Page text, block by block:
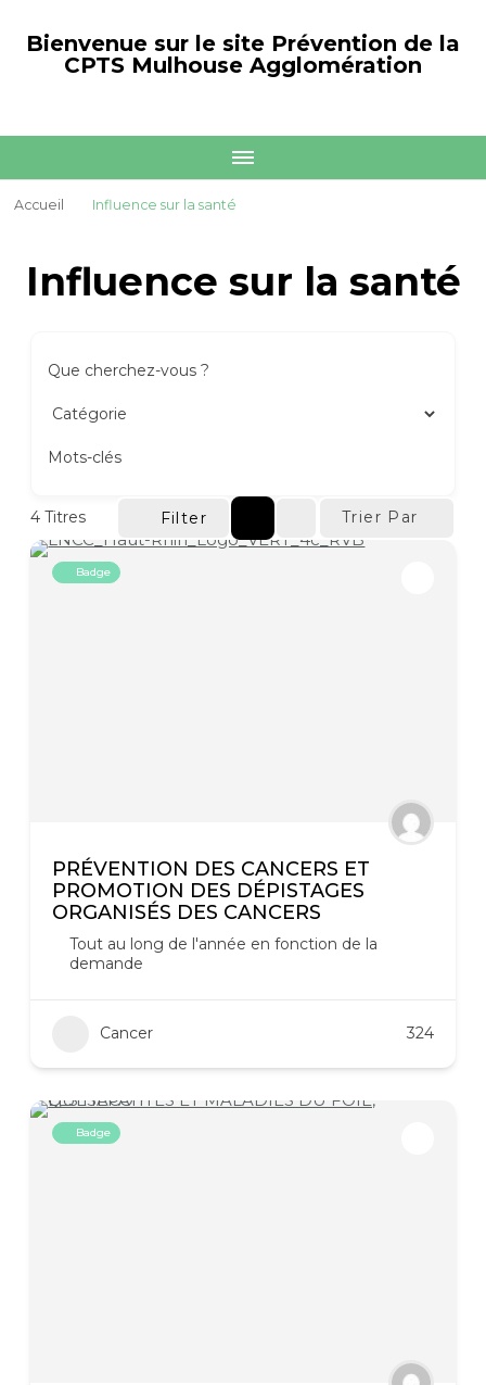
Bienvenue sur le site Prévention de la
CPTS Mulhouse Agglomération
Accueil Influence sur la santé
Influence sur la santé
Que cherchez-vous ?
Mots-clés
4 Titres Filter Trier Par
Badge
PRÉVENTION DES CANCERS ET
PROMOTION DES DÉPISTAGES
ORGANISÉS DES CANCERS
Tout au long de l'année en fonction de la
demande
Cancer 324
Badge